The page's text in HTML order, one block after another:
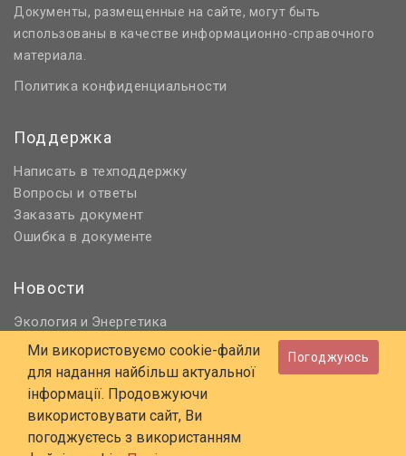
Документы, размещенные на сайте, могут быть
использованы в качестве информационно-справочного
материала.
Политика конфиденциальности
Поддержка
Написать в техподдержку
Вопросы и ответы
Заказать документ
Ошибка в документе
Новости
Экология и Энергетика
Нормативное регулирование
Строительство и проектирование
Охрана труда и ПБ
© 2006 - 2026 Все права защищены
E-mail:
online@budstandart.com
Ми використовуємо cookie-файли
для надання найбільш актуальної
інформації. Продовжуючи
використовувати сайт, Ви
погоджуєтесь з використанням
Погоджуюсь